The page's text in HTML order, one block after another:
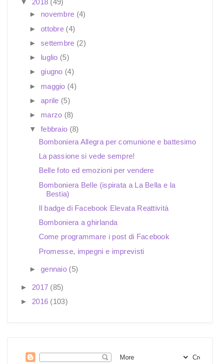
► novembre (4)
► ottobre (4)
► settembre (2)
► luglio (5)
► giugno (4)
► maggio (4)
► aprile (5)
► marzo (8)
▼ febbraio (8)
Bomboniera Allegra per comunione e battesimo
La passione si vede sempre!
Belle foto ed emozioni per vendere
Bomboniera Belle (ispirata a La Bella e la
Bestia)
Il badge di Facebook Elevata Reattività
Bomboniera a ghirlanda
Come programmare i post di Facebook
Promesse, impegni e imprevisti
► gennaio (5)
► 2017 (85)
► 2016 (103)